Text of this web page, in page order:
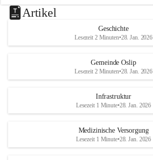
Artikel
Geschichte
Lesezeit 2 Minuten•28. Jan. 2026
Gemeinde Oslip
Lesezeit 2 Minuten•28. Jan. 2026
Infrastruktur
Lesezeit 1 Minute•28. Jan. 2026
Medizinische Versorgung
Lesezeit 1 Minute•28. Jan. 2026